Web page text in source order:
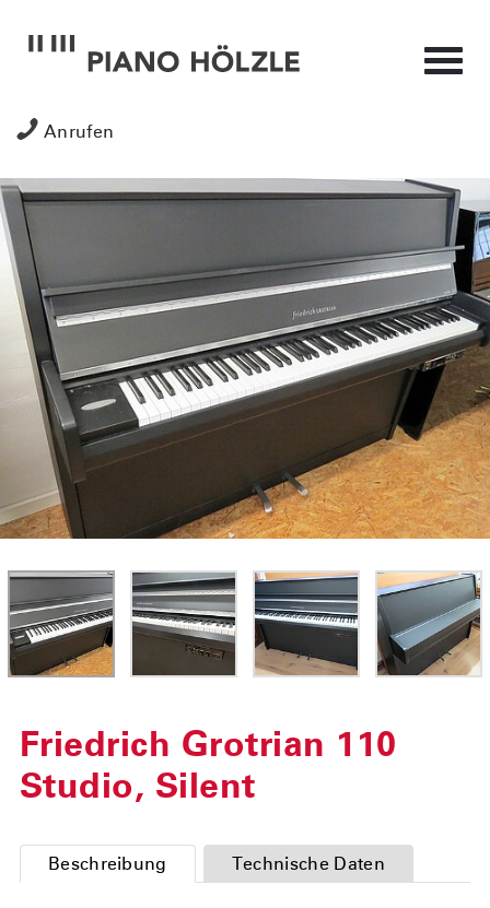
Anrufen
Friedrich Grotrian 110
Studio, Silent
Beschreibung Technische Daten